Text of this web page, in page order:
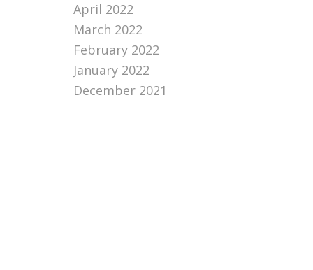
April 2022
March 2022
February 2022
January 2022
December 2021